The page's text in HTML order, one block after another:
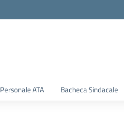
Personale ATA Bacheca Sindacale